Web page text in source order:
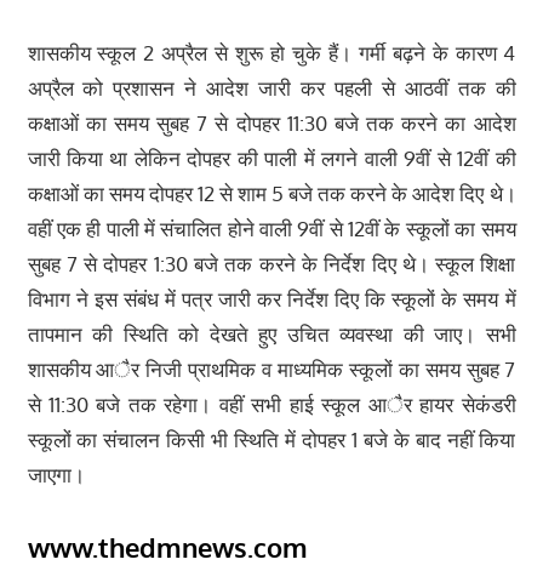
शासकीय स्कूल 2 अप्रैल से शुरू हो चुके हैं। गर्मी बढ़ने के कारण 4
अप्रैल को प्रशासन ने आदेश जारी कर पहली से आठवीं तक की
कक्षाओं का समय सुबह 7 से दोपहर 11:30 बजे तक करने का आदेश
जारी किया था लेकिन दोपहर की पाली में लगने वाली 9वीं से 12वीं की
कक्षाओं का समय दोपहर 12 से शाम 5 बजे तक करने के आदेश दिए थे।
वहीं एक ही पाली में संचालित होने वाली 9वीं से 12वीं के स्कूलों का समय
सुबह 7 से दोपहर 1:30 बजे तक करने के निर्देश दिए थे। स्कूल शिक्षा
विभाग ने इस संबंध में पत्र जारी कर निर्देश दिए कि स्कूलों के समय में
तापमान की स्थिति को देखते हुए उचित व्यवस्था की जाए। सभी
शासकीय आैर निजी प्राथमिक व माध्यमिक स्कूलों का समय सुबह 7
से 11:30 बजे तक रहेगा। वहीं सभी हाई स्कूल आैर हायर सेकंडरी
स्कूलों का संचालन किसी भी स्थिति में दोपहर 1 बजे के बाद नहीं किया
जाएगा।
www.thedmnews.com